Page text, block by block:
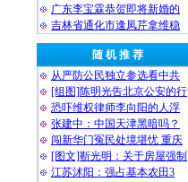
广东李宝霖恭贺即将新婚的
吉林省通化市逢凤芹拿维稳
随 机 推 荐
从严防公民独立参选看中共
[组图]陈明光告北京公安的行
恐吓维权律师李向阳的人浮
张建中：中国天津黑暗吗？
闯新华门冤民处境堪忧 重庆
[图文]靳光明：关于房屋强制
江苏沭阳：强占基本农田3